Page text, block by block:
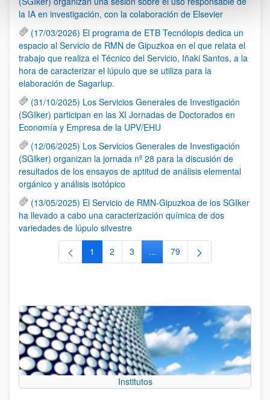
la IA en investigación, con la colaboración de Elsevier
(17/03/2026) El programa de ETB Tecnólopis dedica un
espacio al Servicio de RMN de Gipuzkoa en el que relata el
trabajo que realiza el Técnico del Servicio, Iñaki Santos, a la
hora de caracterizar el lúpulo que se utiliza para la
elaboración de Sagarlup.
(31/10/2025) Los Servicios Generales de Investigación
(SGIker) participan en las XI Jornadas de Doctorados en
Economía y Empresa de la UPV/EHU
(12/06/2025) Los Servicios Generales de Investigación
(SGIker) organizan la jornada nº 28 para la discusión de
resultados de los ensayos de aptitud de análisis elemental
orgánico y análisis isotópico
(13/05/2025) El Servicio de RMN-Gipuzkoa de los SGIker
ha llevado a cabo una caracterización química de dos
variedades de lúpulo silvestre
Página
1 Página
2 Página
3 ...Páginas intermedias Use TAB
Página
79
Institutos